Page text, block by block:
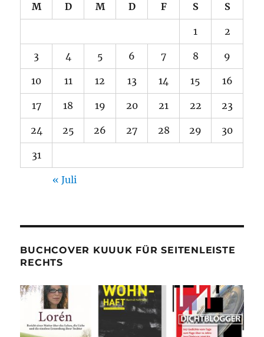
M D M D F S S
1 2
3 4 5 6 7 8 9
10 11 12 13 14 15 16
17 18 19 20 21 22 23
24 25 26 27 28 29 30
31
« Juli
BUCHCOVER KUUUK FÜR SEITENLEISTE
RECHTS